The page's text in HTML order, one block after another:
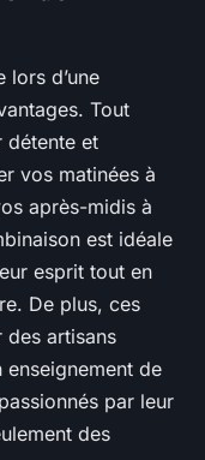
lors d’une
Tout
détente et
vos matinées à
après-midis à
est idéale
esprit tout en
De plus, ces
des artisans
enseignement de
par leur
des